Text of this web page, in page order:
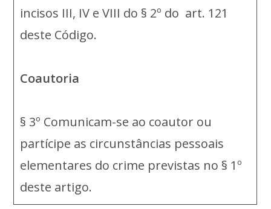
incisos III, IV e VIII do § 2º do art. 121
deste Código.
Coautoria
§ 3º Comunicam-se ao coautor ou
partícipe as circunstâncias pessoais
elementares do crime previstas no § 1º
deste artigo.